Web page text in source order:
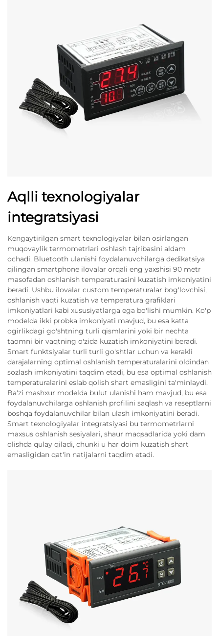
Aqlli texnologiyalar
integratsiyasi
Kengaytirilgan smart texnologiyalar bilan osirlangan
muqovaylik termometrlari oshlash tajribasini aldam
ochadi. Bluetooth ulanishi foydalanuvchilarga dedikatsiya
qilingan smartphone ilovalar orqali eng yaxshisi 90 metr
masofadan oshlanish temperaturasini kuzatish imkoniyatini
beradi. Ushbu ilovalar custom temperaturalar bog'lovchisi,
oshlanish vaqti kuzatish va temperatura grafiklari
imkoniyatlari kabi xususiyatlarga ega bo'lishi mumkin. Ko'p
modelda ikki probka imkoniyati mavjud, bu esa katta
ogirlikdagi go'shtning turli qismlarini yoki bir nechta
taomni bir vaqtning o'zida kuzatish imkoniyatini beradi.
Smart funktsiyalar turli turli go'shtlar uchun va kerakli
darajalarning optimal oshlanish temperaturalarini oldindan
sozlash imkoniyatini taqdim etadi, bu esa optimal oshlanish
temperaturalarini eslab qolish shart emasligini ta'minlaydi.
Ba'zi mashxur modelda bulut ulanishi ham mavjud, bu esa
foydalanuvchilarga oshlanish profilini saqlash va reseptlarni
boshqa foydalanuvchilar bilan ulash imkoniyatini beradi.
Smart texnologiyalar integratsiyasi bu termometrlarni
maxsus oshlanish sesiyalari, shaur maqsadlarida yoki dam
olishda qulay qiladi, chunki u har doim kuzatish shart
emasligidan qat'in natijalarni taqdim etadi.